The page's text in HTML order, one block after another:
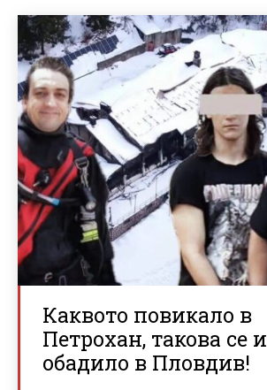
Каквото повикало в
Петрохан, такова се и
обадило в Пловдив!